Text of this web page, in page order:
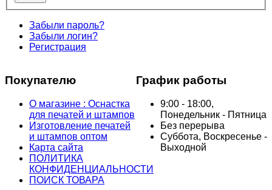
Забыли пароль?
Забыли логин?
Регистрация
Покупателю
О магазине : Оснастка
для печатей и штампов
Изготовление печатей
и штампов оптом
Карта сайта
ПОЛИТИКА
КОНФИДЕНЦИАЛЬНОСТИ
ПОИСК ТОВАРА
График работы
9:00 - 18:00,
Понедельник - Пятница
Без перерыва
Суббота, Воскресенье -
Выходной